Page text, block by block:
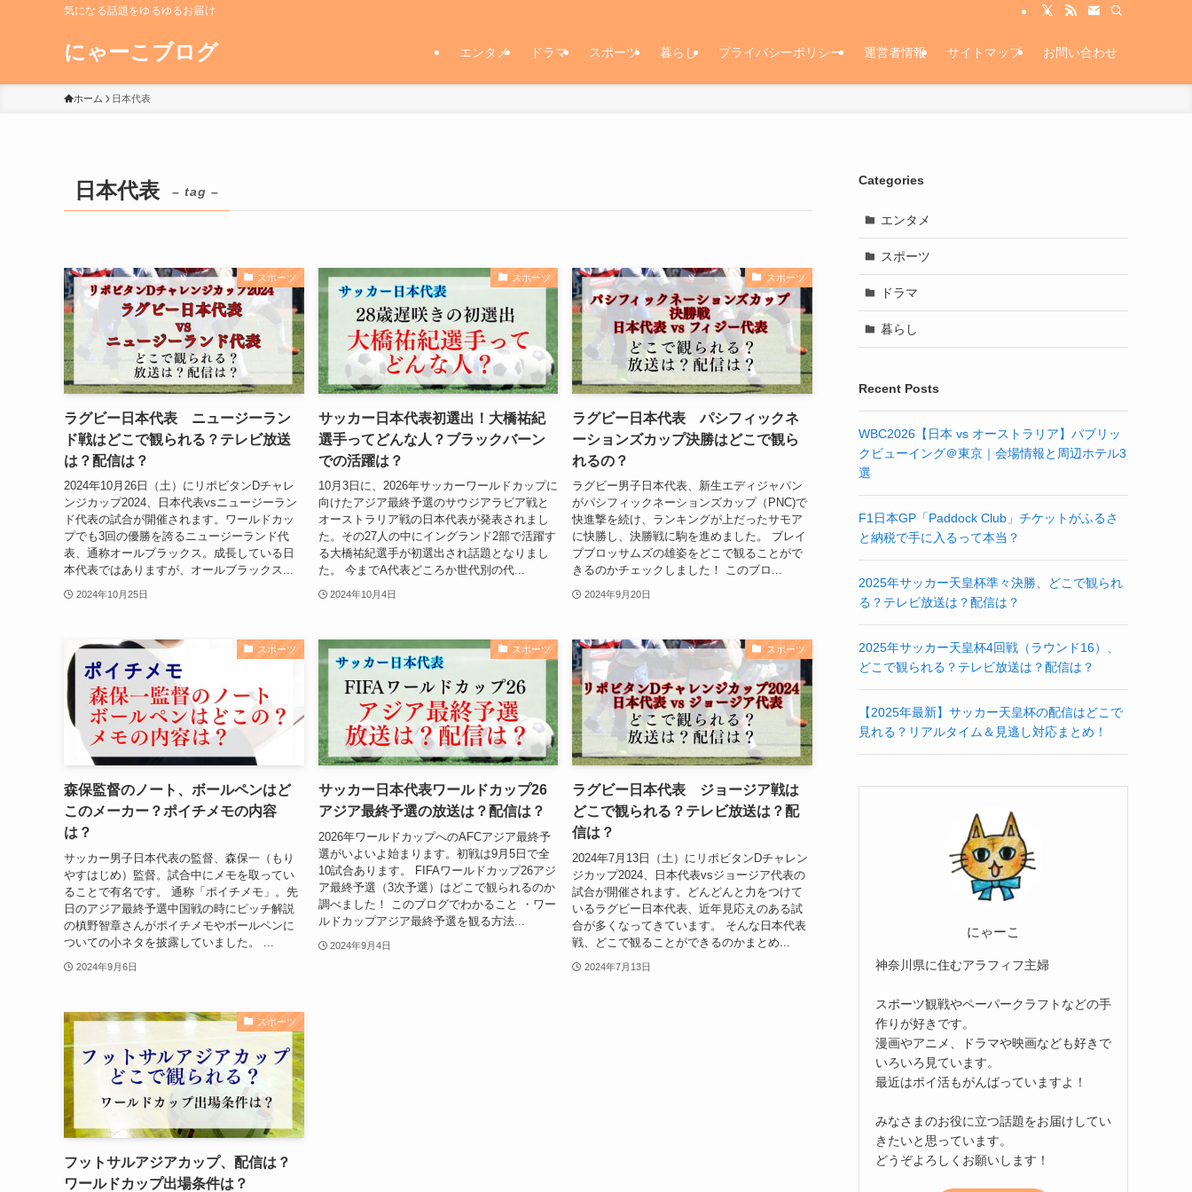
気になる話題をゆるゆるお届け
にゃーこブログ エンタメ ドラマ スポーツ 暮らし プライバシーポリシー 運営者情報 サイトマップ お問い合わせ
ホーム 日本代表
日本代表 – tag –
スポーツ
ラグビー日本代表 ニュージーラン
ド戦はどこで観られる？テレビ放送
は？配信は？
2024年10月26日（土）にリポビタンDチャレ
ンジカップ2024、日本代表vsニュージーラン
ド代表の試合が開催されます。ワールドカッ
プでも3回の優勝を誇るニュージーランド代
表、通称オールブラックス。成長している日
本代表ではありますが、オールブラックス...
2024年10月25日
スポーツ
サッカー日本代表初選出！大橋祐紀
選手ってどんな人？ブラックバーン
での活躍は？
10月3日に、2026年サッカーワールドカップに
向けたアジア最終予選のサウジアラビア戦と
オーストラリア戦の日本代表が発表されまし
た。その27人の中にイングランド2部で活躍す
る大橋祐紀選手が初選出され話題となりまし
た。 今までA代表どころか世代別の代...
2024年10月4日
スポーツ
ラグビー日本代表 パシフィックネ
ーションズカップ決勝はどこで観ら
れるの？
ラグビー男子日本代表、新生エディジャパン
がパシフィックネーションズカップ（PNC)で
快進撃を続け、ランキングが上だったサモア
に快勝し、決勝戦に駒を進めました。 ブレイ
ブブロッサムズの雄姿をどこで観ることがで
きるのかチェックしました！ このブロ...
2024年9月20日
スポーツ
森保監督のノート、ボールペンはど
このメーカー？ポイチメモの内容
は？
サッカー男子日本代表の監督、森保一（もり
やすはじめ）監督。試合中にメモを取ってい
ることで有名です。 通称「ポイチメモ」。先
日のアジア最終予選中国戦の時にピッチ解説
の槙野智章さんがポイチメモやボールペンに
ついての小ネタを披露していました。 ...
2024年9月6日
スポーツ
サッカー日本代表ワールドカップ26
アジア最終予選の放送は？配信は？
2026年ワールドカップへのAFCアジア最終予
選がいよいよ始まります。初戦は9月5日で全
10試合あります。 FIFAワールドカップ26アジ
ア最終予選（3次予選）はどこで観られるのか
調べました！ このブログでわかること ・ワー
ルドカップアジア最終予選を観る方法...
2024年9月4日
スポーツ
ラグビー日本代表 ジョージア戦は
どこで観られる？テレビ放送は？配
信は？
2024年7月13日（土）にリポビタンDチャレン
ジカップ2024、日本代表vsジョージア代表の
試合が開催されます。どんどんと力をつけて
いるラグビー日本代表、近年見応えのある試
合が多くなってきています。 そんな日本代表
戦、どこで観ることができるのかまとめ...
2024年7月13日
スポーツ
フットサルアジアカップ、配信は？
ワールドカップ出場条件は？
Categories
エンタメ
スポーツ
ドラマ
暮らし
Recent Posts
WBC2026【日本 vs オーストラリア】パブリッ
クビューイング＠東京｜会場情報と周辺ホテル3
選
F1日本GP「Paddock Club」チケットがふるさ
と納税で手に入るって本当？
2025年サッカー天皇杯準々決勝、どこで観られ
る？テレビ放送は？配信は？
2025年サッカー天皇杯4回戦（ラウンド16）、
どこで観られる？テレビ放送は？配信は？
【2025年最新】サッカー天皇杯の配信はどこで
見れる？リアルタイム＆見逃し対応まとめ！
にゃーこ
神奈川県に住むアラフィフ主婦
スポーツ観戦やペーパークラフトなどの手
作りが好きです。
漫画やアニメ、ドラマや映画なども好きで
いろいろ見ています。
最近はポイ活もがんばっていますよ！
みなさまのお役に立つ話題をお届けしてい
きたいと思っています。
どうぞよろしくお願いします！